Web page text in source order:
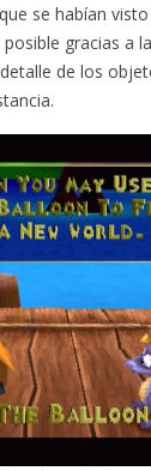
se habían
gracias a
de los